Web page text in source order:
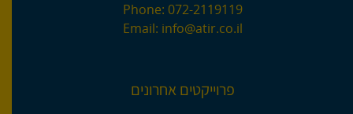
Phone: 072-2119119
Email: info@atir.co.il
פרוייקטים אחרונים